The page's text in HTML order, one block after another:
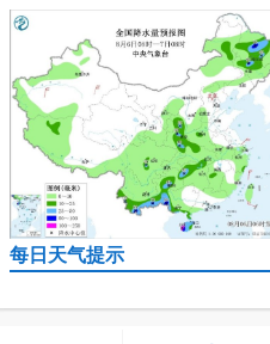
每日天气提示